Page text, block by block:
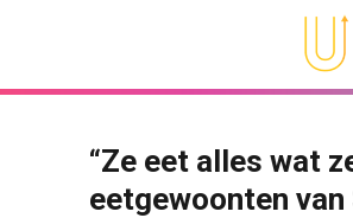
“Ze eet alles wat
eetgewoonten van